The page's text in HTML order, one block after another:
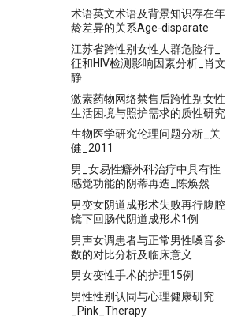
术语英文术语及背景知识存在年
龄差异的关系Age-disparate
江苏省跨性别女性人群危险行_
征和HIV检测影响因素分析_肖文
静
激素药物网络禁售后跨性别女性
生活困境与照护需求的质性研究
生物医学研究伦理问题分析_关
健_2011
男_女易性癖外科治疗中具有性
感觉功能的阴蒂再造_陈焕然
男变女阴道成形术失败再行腹腔
镜下回肠代阴道成形术1例
男声女调患者与正常男性嗓音参
数的对比分析及临床意义
男女变性手术的护理15例
男性性别认同与心理健康研究
_Pink_Therapy